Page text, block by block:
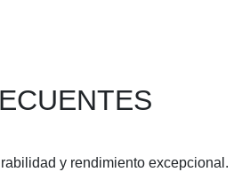
y rendimiento excepcional.